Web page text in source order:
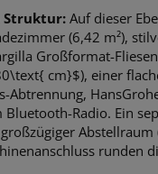
Struktur: Auf dieser
(6,42 m²),
Großformat-Fliesen
cm}$), einer
Abtrennung,
Radio. Ein
Abstellraum
runden